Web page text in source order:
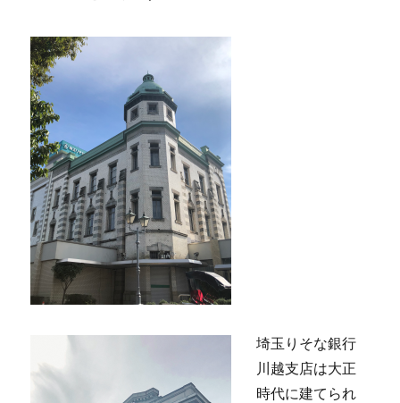
埼玉りそな銀行
川越支店は大正
時代に建てられ